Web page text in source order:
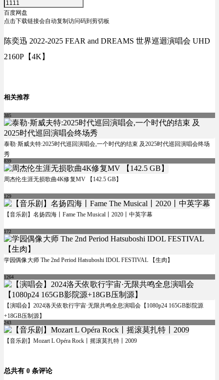
百度网盘
点击下载链接会自动复制访问码到剪切板
陈奕迅 2022-2025 FEAR and DREAMS 世界巡迴演唱会 UHD
2160P【4K】
相关推荐
385
泰勒·斯威夫特:2025时代巡回演唱会,一个时代的结束 及2025时代巡回演唱会终场
秀
839
周杰伦生涯无损歌曲4K修复MV 【142.5 GB】
129
【音乐剧】名扬四海丨Fame The Musical丨2020丨中英字幕
172
学园偶像大师 The 2nd Period Hatsuboshi IDOL FESTIVAL 【生肉】
1264
【演唱会】2024洛天依歌行宇宙·无限共鸣全息演唱会【1080p24 165GB影院源
+18GB压制源】
243
【音乐剧】Mozart L Opéra Rock丨摇滚莫扎特丨2009
总共有 0 条评论